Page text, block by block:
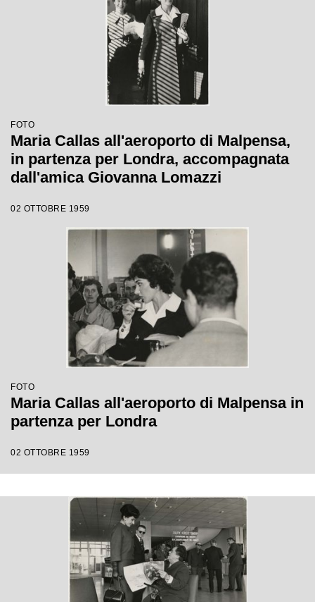
FOTO
Maria Callas all'aeroporto di Malpensa,
in partenza per Londra, accompagnata
dall'amica Giovanna Lomazzi
02 OTTOBRE 1959
FOTO
Maria Callas all'aeroporto di Malpensa in
partenza per Londra
02 OTTOBRE 1959